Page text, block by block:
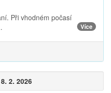
Při vhodném počasí
Více
2. 2026